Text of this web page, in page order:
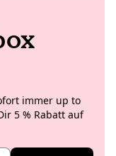
aus
immer up to
5 % Rabatt auf